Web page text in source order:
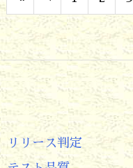
リリース判定